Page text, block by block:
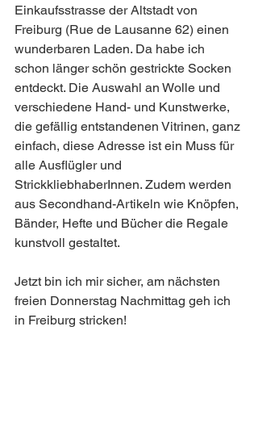
Einkaufsstrasse der Altstadt von
Freiburg (Rue de Lausanne 62) einen
wunderbaren Laden. Da habe ich
schon länger schön gestrickte Socken
entdeckt. Die Auswahl an Wolle und
verschiedene Hand- und Kunstwerke,
die gefällig entstandenen Vitrinen, ganz
einfach, diese Adresse ist ein Muss für
alle Ausflügler und
StrickkliebhaberInnen. Zudem werden
aus Secondhand-Artikeln wie Knöpfen,
Bänder, Hefte und Bücher die Regale
kunstvoll gestaltet.
Jetzt bin ich mir sicher, am nächsten
freien Donnerstag Nachmittag geh ich
in Freiburg stricken!